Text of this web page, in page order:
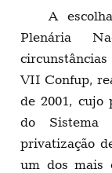
A
Plenária
VII Confup,
de 2001, cujo
do Sistema
privatização
um dos mais